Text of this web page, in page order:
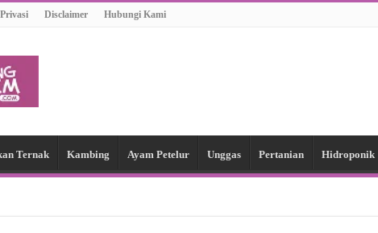
Disclaimer Hubungi Kami
Ternak Kambing Ayam Petelur Unggas Pertanian Hidroponik